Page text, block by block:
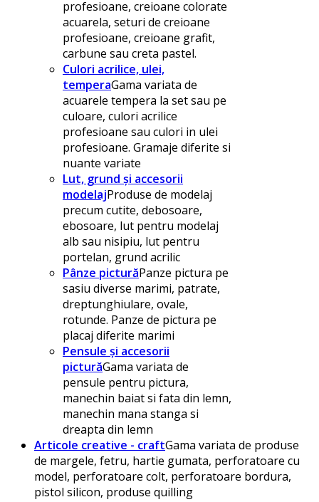
profesioane, creioane colorate
acuarela, seturi de creioane
profesioane, creioane grafit,
carbune sau creta pastel.
Culori acrilice, ulei,
temperaGama variata de
acuarele tempera la set sau pe
culoare, culori acrilice
profesioane sau culori in ulei
profesioane. Gramaje diferite si
nuante variate
Lut, grund și accesorii
modelajProduse de modelaj
precum cutite, debosoare,
ebosoare, lut pentru modelaj
alb sau nisipiu, lut pentru
portelan, grund acrilic
Pânze picturăPanze pictura pe
sasiu diverse marimi, patrate,
dreptunghiulare, ovale,
rotunde. Panze de pictura pe
placaj diferite marimi
Pensule și accesorii
picturăGama variata de
pensule pentru pictura,
manechin baiat si fata din lemn,
manechin mana stanga si
dreapta din lemn
Articole creative - craftGama variata de produse
de margele, fetru, hartie gumata, perforatoare cu
model, perforatoare colt, perforatoare bordura,
pistol silicon, produse quilling